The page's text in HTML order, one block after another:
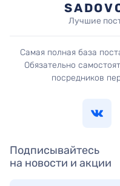
Лучшие
Самая полная база
Обязательно
посредников
Подписывайтесь
на новости и акции